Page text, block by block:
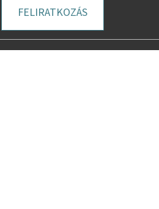
FELIRATKOZÁS